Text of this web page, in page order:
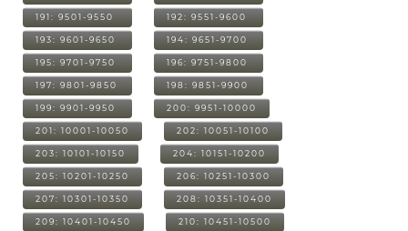
191: 9501-9550 192: 9551-9600
193: 9601-9650 194: 9651-9700
195: 9701-9750 196: 9751-9800
197: 9801-9850 198: 9851-9900
199: 9901-9950 200: 9951-10000
201: 10001-10050 202: 10051-10100
203: 10101-10150 204: 10151-10200
205: 10201-10250 206: 10251-10300
207: 10301-10350 208: 10351-10400
209: 10401-10450 210: 10451-10500